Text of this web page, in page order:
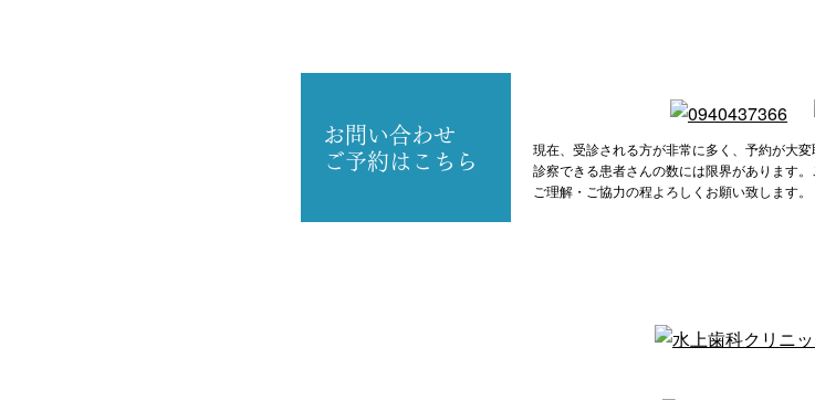
お問い合わせ
ご予約はこちら
現在、受診される方が非常に多く、予約が大
診察できる患者さんの数には限界があります
ご理解・ご協力の程よろしくお願い致します。